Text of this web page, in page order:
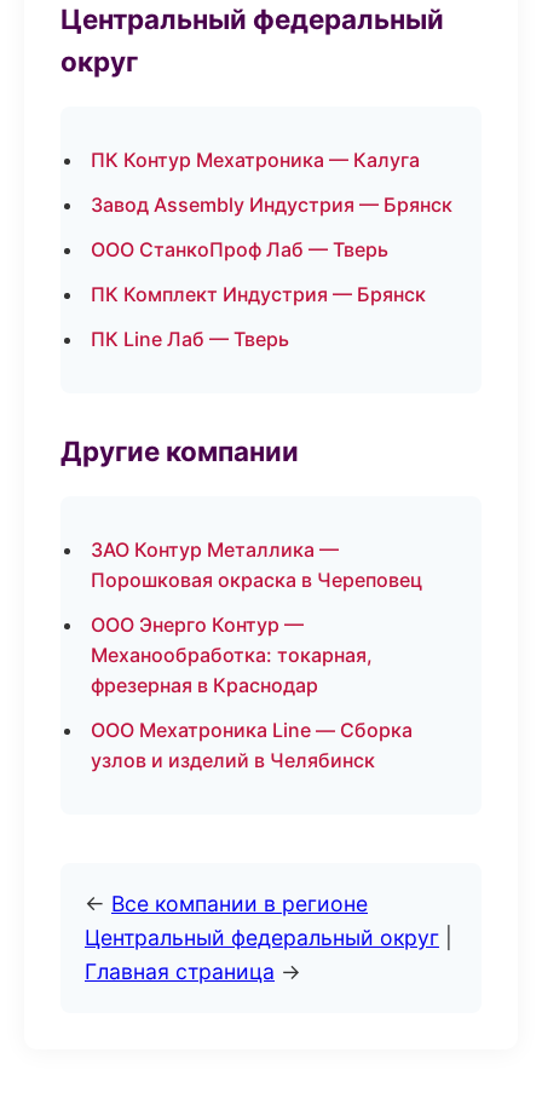
Центральный федеральный
округ
ПК Контур Мехатроника — Калуга
Завод Assembly Индустрия — Брянск
ООО СтанкоПроф Лаб — Тверь
ПК Комплект Индустрия — Брянск
ПК Line Лаб — Тверь
Другие компании
ЗАО Контур Металлика —
Порошковая окраска в Череповец
ООО Энерго Контур —
Механообработка: токарная,
фрезерная в Краснодар
ООО Мехатроника Line — Сборка
узлов и изделий в Челябинск
← Все компании в регионе
Центральный федеральный округ
Главная страница →